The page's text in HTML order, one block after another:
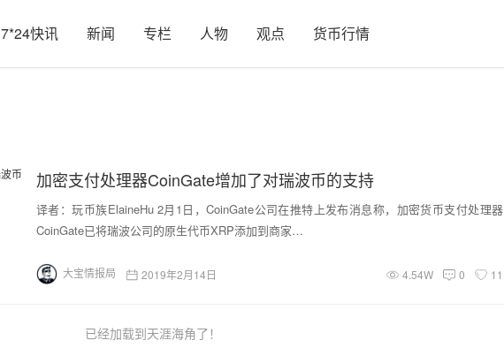
7*24快讯 新闻 专栏 人物 观点 货币行情
加密支付处理器CoinGate增加了对瑞波币的支持
译者：玩币族ElaineHu 2月1日，CoinGate公司在推特上发布消息称，加密货币支付处理器
CoinGate已将瑞波公司的原生代币XRP添加到商家…
大宝情报局 2019年2月14日 4.54W 0 11
已经加载到天涯海角了！